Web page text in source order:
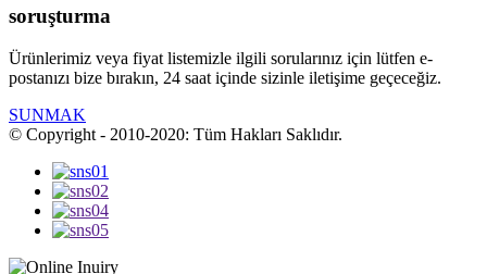
soruşturma
Ürünlerimiz veya fiyat listemizle ilgili sorularınız için lütfen e-
postanızı bize bırakın, 24 saat içinde sizinle iletişime geçeceğiz.
SUNMAK
© Copyright - 2010-2020: Tüm Hakları Saklıdır.